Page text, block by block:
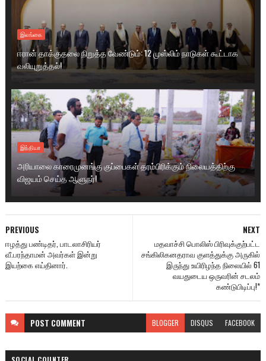
இலங்கை
ஈரான் தாக்குதலை நிறுத்த வேண்டும்: 12 முஸ்லிம் நாடுகள் கூட்டாக
வலியுறுத்தல்!
இந்தியா
அரியாலை காரைமுனங்கு குப்பைகள் தரம்பிரிக்கும் நிலையத்திற்கு
விஜயம் செய்த ஆளுநர்!
NEXT
மதவாச்சி பொலிஸ் பிரிவுக்குற்பட்ட
சங்கிலிகனதராவ குளத்துக்கு அருகில்
இருந்து உயிரிழந்த நிலையில் 61
வயதுடைய ஒருவரின் சடலம்
கண்டுபிடிப்பு!*
PREVIOUS
ஈழத்து பண்டிதர், பாடலாசிரியர்
வீ.பரந்தாமன் அவர்கள் இன்று
இயற்கை எய்தினார்.
POST COMMENT BLOGGER DISQUS FACEBOOK